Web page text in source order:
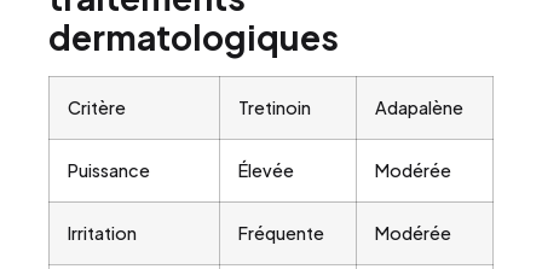
dermatologiques
Critère Tretinoin Adapalène
Puissance Élevée Modérée
Irritation Fréquente Modérée